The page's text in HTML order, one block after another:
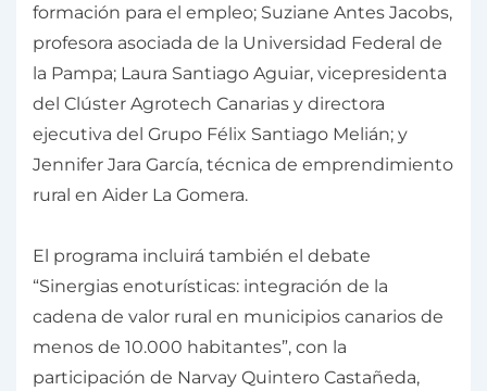
formación para el empleo; Suziane Antes Jacobs,
profesora asociada de la Universidad Federal de
la Pampa; Laura Santiago Aguiar, vicepresidenta
del Clúster Agrotech Canarias y directora
ejecutiva del Grupo Félix Santiago Melián; y
Jennifer Jara García, técnica de emprendimiento
rural en Aider La Gomera.
El programa incluirá también el debate
“Sinergias enoturísticas: integración de la
cadena de valor rural en municipios canarios de
menos de 10.000 habitantes”, con la
participación de Narvay Quintero Castañeda,